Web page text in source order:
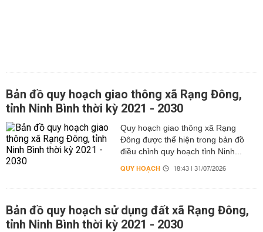
Bản đồ quy hoạch giao thông xã Rạng Đông,
tỉnh Ninh Bình thời kỳ 2021 - 2030
Quy hoạch giao thông xã Rạng
Đông được thể hiện trong bản đồ
điều chỉnh quy hoạch tỉnh Ninh...
QUY HOẠCH 18:43 | 31/07/2026
Bản đồ quy hoạch sử dụng đất xã Rạng Đông,
tỉnh Ninh Bình thời kỳ 2021 - 2030